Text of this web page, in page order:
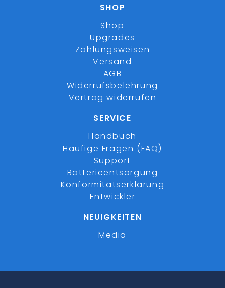
SHOP
Shop
Upgrades
Zahlungsweisen
Versand
AGB
Widerrufsbelehrung
Vertrag widerrufen
SERVICE
Handbuch
Häufige Fragen (FAQ)
Support
Batterieentsorgung
Konformitätserklärung
Entwickler
NEUIGKEITEN
Media